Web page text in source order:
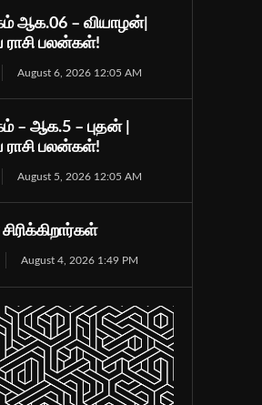
ஆக.06 – வியாழன்|
பலன்கள்!
August 6, 2026 12:05 AM
– ஆக.5 – புதன் |
பலன்கள்!
August 5, 2026 12:05 AM
August 4, 2026 1:49 PM